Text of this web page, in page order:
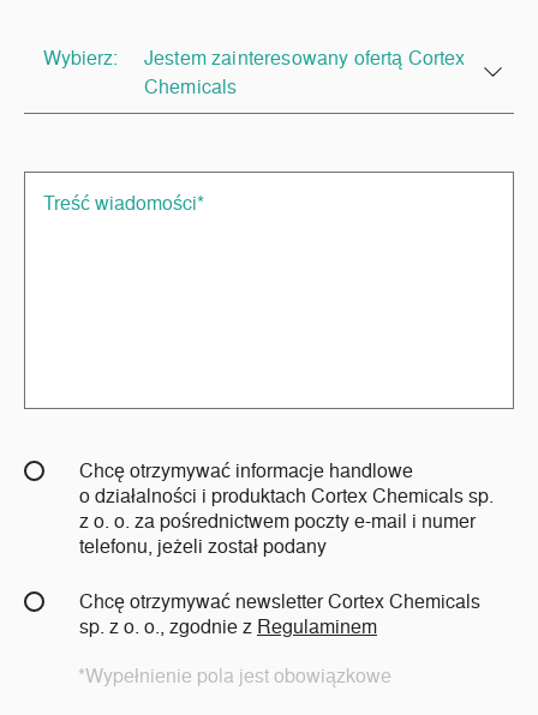
Wybierz:
Jestem zainteresowany ofertą Cortex
Chemicals
Chcę otrzymywać informacje handlowe
o działalności i produktach Cortex Chemicals sp.
z o. o. za pośrednictwem poczty e-mail i numer
telefonu, jeżeli został podany
Chcę otrzymywać newsletter Cortex Chemicals
sp. z o. o., zgodnie z Regulaminem
*Wypełnienie pola jest obowiązkowe